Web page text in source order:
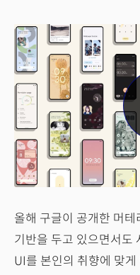
올해 구글이 공개한 머테
기반을 두고 있으면서도
UI를 본인의 취향에 맞게